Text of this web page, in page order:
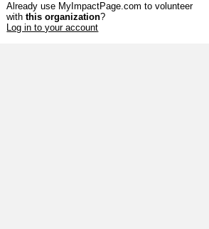
Already use MyImpactPage.com to volunteer
withthis organization?
Log in to your account